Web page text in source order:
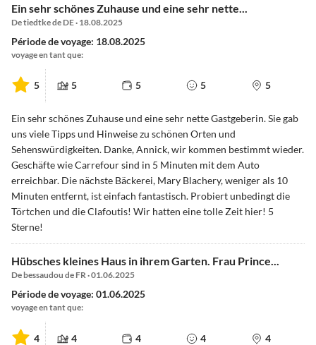
Ein sehr schönes Zuhause und eine sehr nette...
De tiedtke de DE · 18.08.2025
Période de voyage: 18.08.2025
voyage en tant que:
5 5 5 5 5
Ein sehr schönes Zuhause und eine sehr nette Gastgeberin. Sie gab
uns viele Tipps und Hinweise zu schönen Orten und
Sehenswürdigkeiten. Danke, Annick, wir kommen bestimmt wieder.
Geschäfte wie Carrefour sind in 5 Minuten mit dem Auto
erreichbar. Die nächste Bäckerei, Mary Blachery, weniger als 10
Minuten entfernt, ist einfach fantastisch. Probiert unbedingt die
Törtchen und die Clafoutis! Wir hatten eine tolle Zeit hier! 5
Sterne!
Hübsches kleines Haus in ihrem Garten. Frau Prince...
De bessaudou de FR · 01.06.2025
Période de voyage: 01.06.2025
voyage en tant que:
4 4 4 4 4